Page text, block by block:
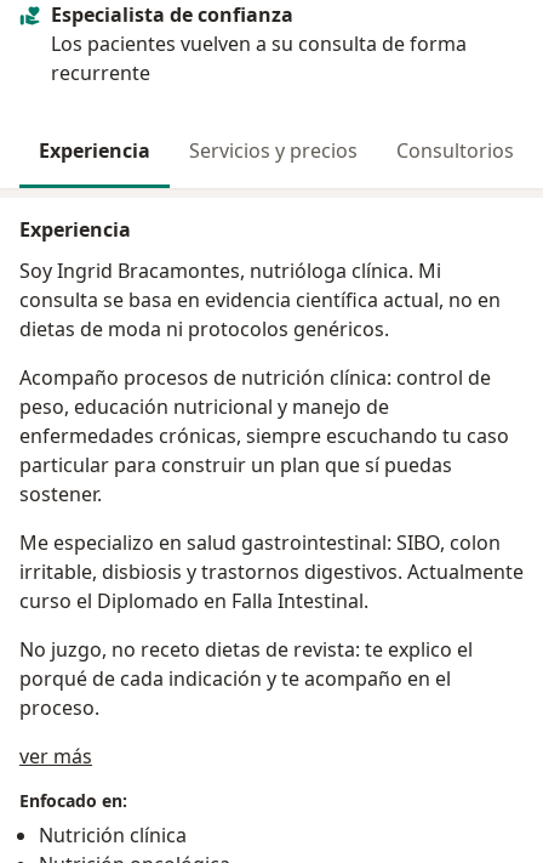
Especialista de confianza
Los pacientes vuelven a su consulta de forma
recurrente
Experiencia Servicios y precios Consultorios
Experiencia
Soy Ingrid Bracamontes, nutrióloga clínica. Mi
consulta se basa en evidencia científica actual, no en
dietas de moda ni protocolos genéricos.
Acompaño procesos de nutrición clínica: control de
peso, educación nutricional y manejo de
enfermedades crónicas, siempre escuchando tu caso
particular para construir un plan que sí puedas
sostener.
Me especializo en salud gastrointestinal: SIBO, colon
irritable, disbiosis y trastornos digestivos. Actualmente
curso el Diplomado en Falla Intestinal.
No juzgo, no receto dietas de revista: te explico el
porqué de cada indicación y te acompaño en el
proceso.
ver más
Enfocado en:
Nutrición clínica